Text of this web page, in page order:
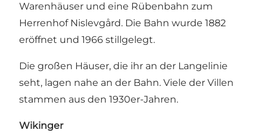
Warenhäuser und eine Rübenbahn zum
Herrenhof Nislevgård. Die Bahn wurde 1882
eröffnet und 1966 stillgelegt.
Die großen Häuser, die ihr an der Langelinie
seht, lagen nahe an der Bahn. Viele der Villen
stammen aus den 1930er-Jahren.
Wikinger